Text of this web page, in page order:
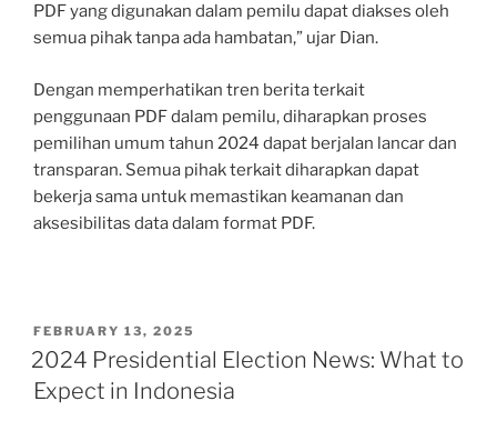
PDF yang digunakan dalam pemilu dapat diakses oleh
semua pihak tanpa ada hambatan,” ujar Dian.
Dengan memperhatikan tren berita terkait
penggunaan PDF dalam pemilu, diharapkan proses
pemilihan umum tahun 2024 dapat berjalan lancar dan
transparan. Semua pihak terkait diharapkan dapat
bekerja sama untuk memastikan keamanan dan
aksesibilitas data dalam format PDF.
POSTED
ON
FEBRUARY 13, 2025
2024 Presidential Election News: What to
Expect in Indonesia